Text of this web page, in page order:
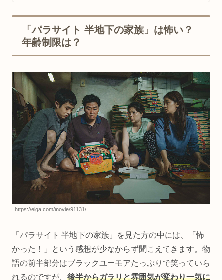
「パラサイト 半地下の家族」は怖い？
年齢制限は？
https://eiga.com/movie/91131/
「パラサイト 半地下の家族」を見た方の中には、「怖
かった！」という感想が少なからず聞こえてきます。物
語の前半部分はブラックユーモアたっぷりで笑っていら
れるのですが、 後半からガラリと雰囲気が変わり一気に